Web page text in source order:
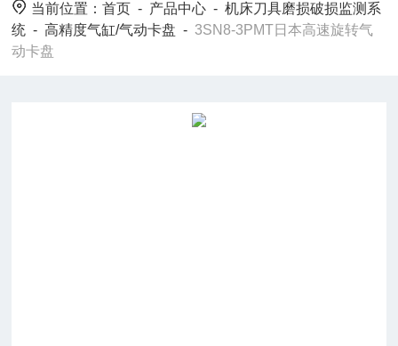
当前位置：首页 - 产品中心 -机床刀具磨损破损监测系
统 -高精度气缸/气动卡盘 -3SN8-3PMT日本高速旋转气
动卡盘